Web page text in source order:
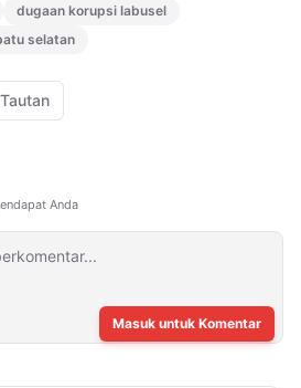
dugaan korupsi labusel
selatan
Anda
Masuk untuk Komentar